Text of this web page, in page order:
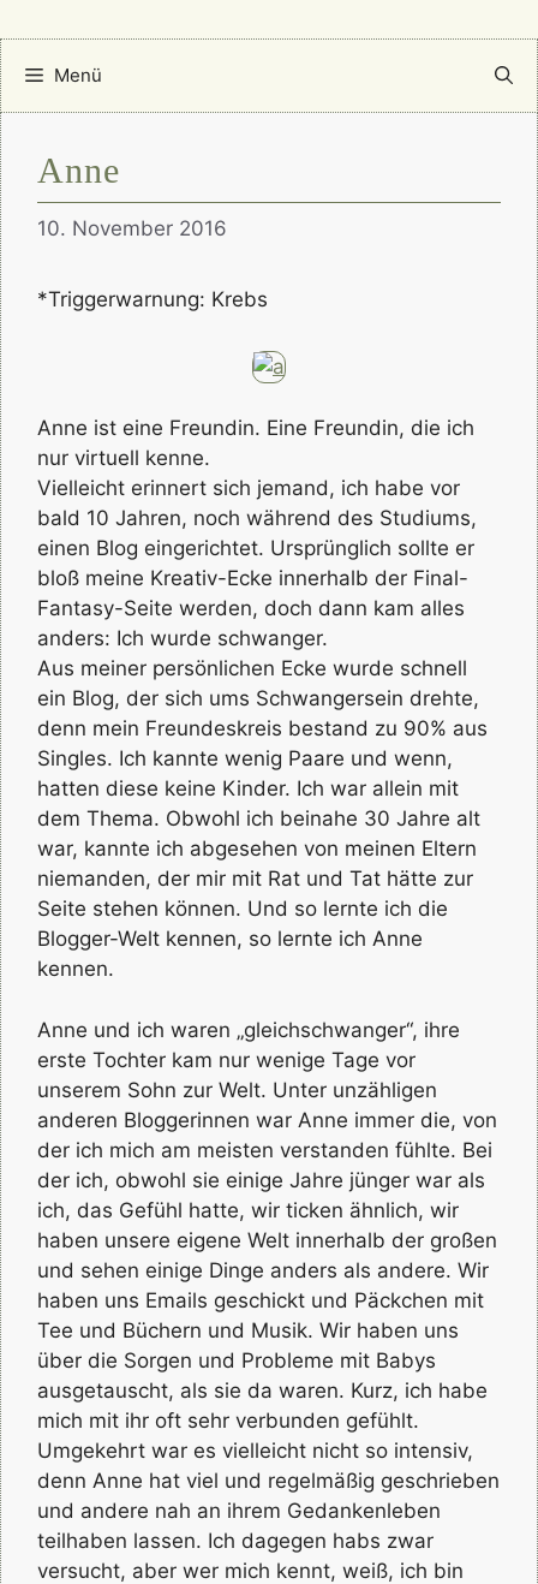
Menü
Anne
10. November 2016
*Triggerwarnung: Krebs
Anne ist eine Freundin. Eine Freundin, die ich
nur virtuell kenne.
Vielleicht erinnert sich jemand, ich habe vor
bald 10 Jahren, noch während des Studiums,
einen Blog eingerichtet. Ursprünglich sollte er
bloß meine Kreativ-Ecke innerhalb der Final-
Fantasy-Seite werden, doch dann kam alles
anders: Ich wurde schwanger.
Aus meiner persönlichen Ecke wurde schnell
ein Blog, der sich ums Schwangersein drehte,
denn mein Freundeskreis bestand zu 90% aus
Singles. Ich kannte wenig Paare und wenn,
hatten diese keine Kinder. Ich war allein mit
dem Thema. Obwohl ich beinahe 30 Jahre alt
war, kannte ich abgesehen von meinen Eltern
niemanden, der mir mit Rat und Tat hätte zur
Seite stehen können. Und so lernte ich die
Blogger-Welt kennen, so lernte ich Anne
kennen.
Anne und ich waren „gleichschwanger“, ihre
erste Tochter kam nur wenige Tage vor
unserem Sohn zur Welt. Unter unzähligen
anderen Bloggerinnen war Anne immer die, von
der ich mich am meisten verstanden fühlte. Bei
der ich, obwohl sie einige Jahre jünger war als
ich, das Gefühl hatte, wir ticken ähnlich, wir
haben unsere eigene Welt innerhalb der großen
und sehen einige Dinge anders als andere. Wir
haben uns Emails geschickt und Päckchen mit
Tee und Büchern und Musik. Wir haben uns
über die Sorgen und Probleme mit Babys
ausgetauscht, als sie da waren. Kurz, ich habe
mich mit ihr oft sehr verbunden gefühlt.
Umgekehrt war es vielleicht nicht so intensiv,
denn Anne hat viel und regelmäßig geschrieben
und andere nah an ihrem Gedankenleben
teilhaben lassen. Ich dagegen habs zwar
versucht, aber wer mich kennt, weiß, ich bin